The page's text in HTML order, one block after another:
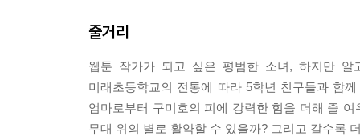
네 몸의 일부처럼 다뤄야 한단다. 너 아닌 다른 누
조심해. 무대 위는 위험한 곳이니까.
--- p.87
줄거리
웹툰 작가가 되고 싶은 평범한 소녀, 하지만
미래초등학교의 전통에 따라 5학년 친구들과 함
엄마로부터 구미호의 피에 강력한 힘을 더해 줄
무대 위의 별로 활약할 수 있을까? 그리고 갈수록